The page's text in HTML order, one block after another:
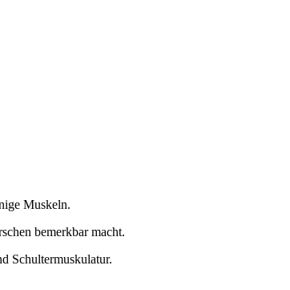
Muskeln.
bemerkbar macht.
Schultermuskulatur.